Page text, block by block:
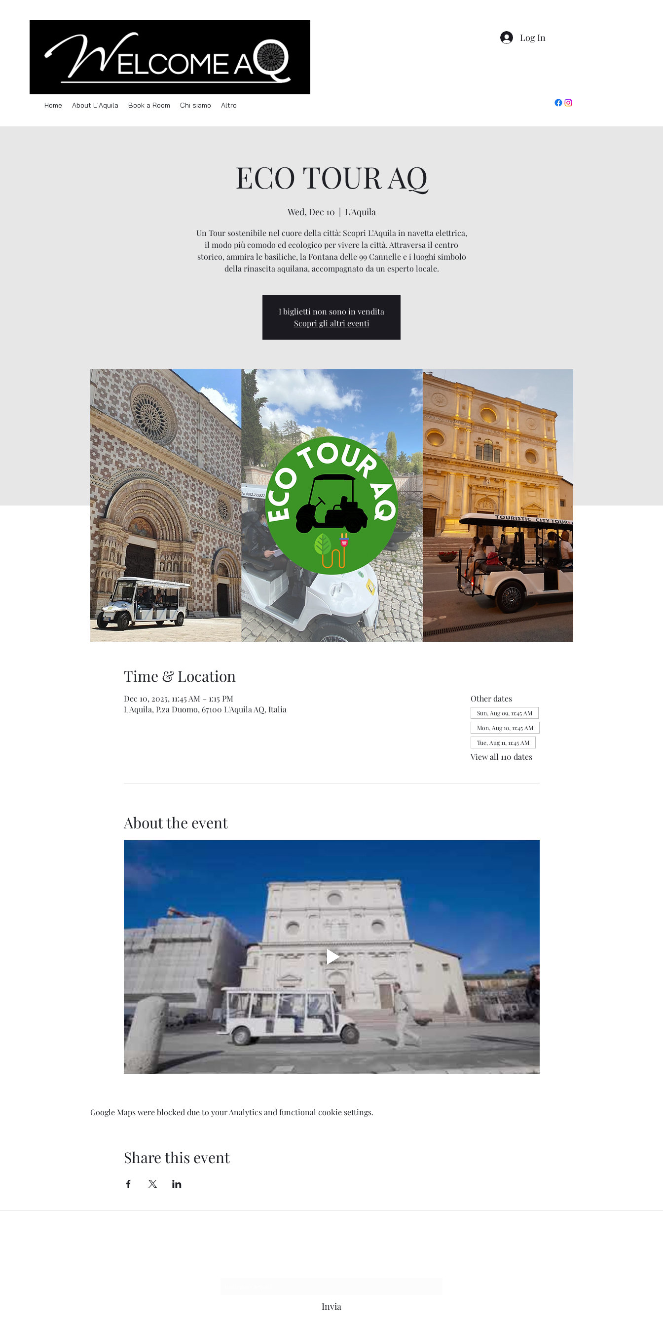
Home About L'Aquila Book a Room Chi siamo Altro
Log In
ECO TOUR AQ
Wed, Dec 10
  |
L'Aquila
Un Tour sostenibile nel cuore della città: Scopri L’Aquila in navetta elettrica,
il modo più comodo ed ecologico per vivere la città. Attraversa il centro
storico, ammira le basiliche, la Fontana delle 99 Cannelle e i luoghi simbolo
della rinascita aquilana, accompagnato da un esperto locale.
I biglietti non sono in vendita
Scopri gli altri eventi
Time & Location
Dec 10, 2025, 11:45 AM – 1:15 PM
L'Aquila, P.za Duomo, 67100 L'Aquila AQ, Italia
Other dates
Sun, Aug 09, 11:45 AM
Mon, Aug 10, 11:45 AM
Tue, Aug 11, 11:45 AM
View all 110 dates
About the event
Google Maps were blocked due to your Analytics and functional cookie settings.
Share this event
Invia